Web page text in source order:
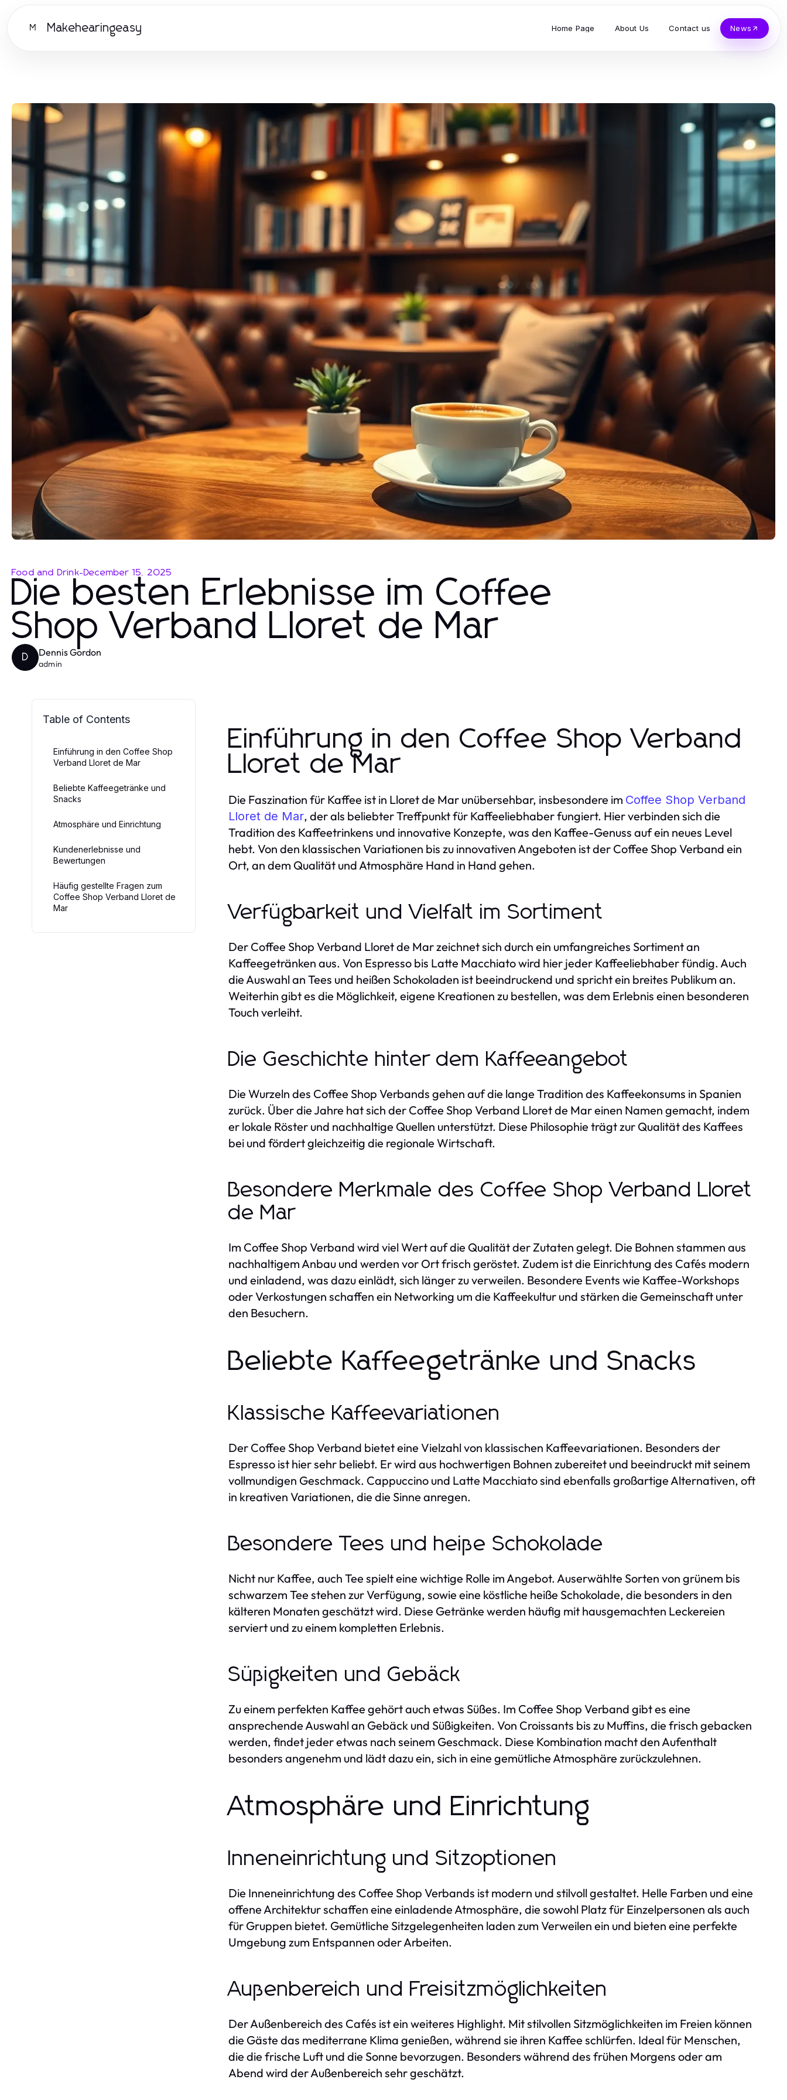
M Makehearingeasy Home Page About Us Contact us News
Food and Drink-December 15, 2025
Die besten Erlebnisse im Coffee
Shop Verband Lloret de Mar
D Dennis Gordon
admin
Table of Contents
Einführung in den Coffee Shop
Verband Lloret de Mar
Beliebte Kaffeegetränke und
Snacks
Atmosphäre und Einrichtung
Kundenerlebnisse und
Bewertungen
Häufig gestellte Fragen zum
Coffee Shop Verband Lloret de
Mar
Einführung in den Coffee Shop Verband
Lloret de Mar
Die Faszination für Kaffee ist in Lloret de Mar unübersehbar, insbesondere im Coffee Shop Verband
Lloret de Mar, der als beliebter Treffpunkt für Kaffeeliebhaber fungiert. Hier verbinden sich die
Tradition des Kaffeetrinkens und innovative Konzepte, was den Kaffee-Genuss auf ein neues Level
hebt. Von den klassischen Variationen bis zu innovativen Angeboten ist der Coffee Shop Verband ein
Ort, an dem Qualität und Atmosphäre Hand in Hand gehen.
Verfügbarkeit und Vielfalt im Sortiment
Der Coffee Shop Verband Lloret de Mar zeichnet sich durch ein umfangreiches Sortiment an
Kaffeegetränken aus. Von Espresso bis Latte Macchiato wird hier jeder Kaffeeliebhaber fündig. Auch
die Auswahl an Tees und heißen Schokoladen ist beeindruckend und spricht ein breites Publikum an.
Weiterhin gibt es die Möglichkeit, eigene Kreationen zu bestellen, was dem Erlebnis einen besonderen
Touch verleiht.
Die Geschichte hinter dem Kaffeeangebot
Die Wurzeln des Coffee Shop Verbands gehen auf die lange Tradition des Kaffeekonsums in Spanien
zurück. Über die Jahre hat sich der Coffee Shop Verband Lloret de Mar einen Namen gemacht, indem
er lokale Röster und nachhaltige Quellen unterstützt. Diese Philosophie trägt zur Qualität des Kaffees
bei und fördert gleichzeitig die regionale Wirtschaft.
Besondere Merkmale des Coffee Shop Verband Lloret
de Mar
Im Coffee Shop Verband wird viel Wert auf die Qualität der Zutaten gelegt. Die Bohnen stammen aus
nachhaltigem Anbau und werden vor Ort frisch geröstet. Zudem ist die Einrichtung des Cafés modern
und einladend, was dazu einlädt, sich länger zu verweilen. Besondere Events wie Kaffee-Workshops
oder Verkostungen schaffen ein Networking um die Kaffeekultur und stärken die Gemeinschaft unter
den Besuchern.
Beliebte Kaffeegetränke und Snacks
Klassische Kaffeevariationen
Der Coffee Shop Verband bietet eine Vielzahl von klassischen Kaffeevariationen. Besonders der
Espresso ist hier sehr beliebt. Er wird aus hochwertigen Bohnen zubereitet und beeindruckt mit seinem
vollmundigen Geschmack. Cappuccino und Latte Macchiato sind ebenfalls großartige Alternativen, oft
in kreativen Variationen, die die Sinne anregen.
Besondere Tees und heiße Schokolade
Nicht nur Kaffee, auch Tee spielt eine wichtige Rolle im Angebot. Auserwählte Sorten von grünem bis
schwarzem Tee stehen zur Verfügung, sowie eine köstliche heiße Schokolade, die besonders in den
kälteren Monaten geschätzt wird. Diese Getränke werden häufig mit hausgemachten Leckereien
serviert und zu einem kompletten Erlebnis.
Süßigkeiten und Gebäck
Zu einem perfekten Kaffee gehört auch etwas Süßes. Im Coffee Shop Verband gibt es eine
ansprechende Auswahl an Gebäck und Süßigkeiten. Von Croissants bis zu Muffins, die frisch gebacken
werden, findet jeder etwas nach seinem Geschmack. Diese Kombination macht den Aufenthalt
besonders angenehm und lädt dazu ein, sich in eine gemütliche Atmosphäre zurückzulehnen.
Atmosphäre und Einrichtung
Inneneinrichtung und Sitzoptionen
Die Inneneinrichtung des Coffee Shop Verbands ist modern und stilvoll gestaltet. Helle Farben und eine
offene Architektur schaffen eine einladende Atmosphäre, die sowohl Platz für Einzelpersonen als auch
für Gruppen bietet. Gemütliche Sitzgelegenheiten laden zum Verweilen ein und bieten eine perfekte
Umgebung zum Entspannen oder Arbeiten.
Außenbereich und Freisitzmöglichkeiten
Der Außenbereich des Cafés ist ein weiteres Highlight. Mit stilvollen Sitzmöglichkeiten im Freien können
die Gäste das mediterrane Klima genießen, während sie ihren Kaffee schlürfen. Ideal für Menschen,
die die frische Luft und die Sonne bevorzugen. Besonders während des frühen Morgens oder am
Abend wird der Außenbereich sehr geschätzt.